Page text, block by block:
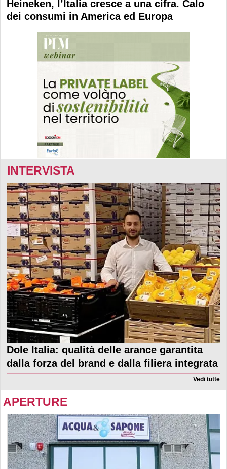
Heineken, l’Italia cresce a una cifra. Calo
dei consumi in America ed Europa
INTERVISTA
Dole Italia: qualità delle arance garantita
dalla forza del brand e dalla filiera integrata
Vedi tutte
APERTURE